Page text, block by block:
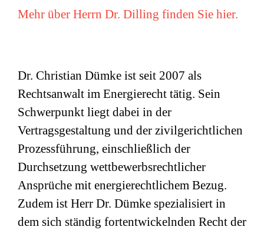
Mehr über Herrn Dr. Dilling finden Sie hier.
Dr. Christian Dümke ist seit 2007 als
Rechtsanwalt im Energierecht tätig. Sein
Schwerpunkt liegt dabei in der
Vertragsgestaltung und der zivilgerichtlichen
Prozessführung, einschließlich der
Durchsetzung wettbewerbsrechtlicher
Ansprüche mit energierechtlichem Bezug.
Zudem ist Herr Dr. Dümke spezialisiert in
dem sich ständig fortentwickelnden Recht der